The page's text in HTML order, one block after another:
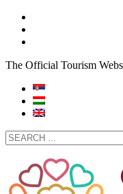
The Official Tourism